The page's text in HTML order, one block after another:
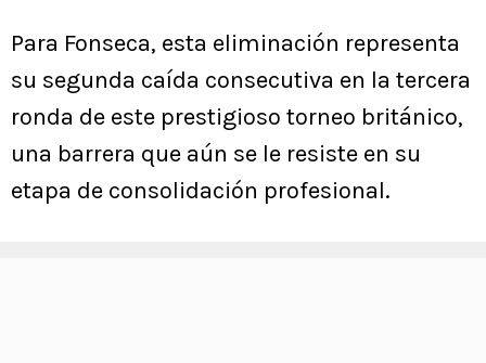
Para Fonseca, esta eliminación representa
su segunda caída consecutiva en la tercera
ronda de este prestigioso torneo británico,
una barrera que aún se le resiste en su
etapa de consolidación profesional.